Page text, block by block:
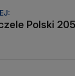
Polski